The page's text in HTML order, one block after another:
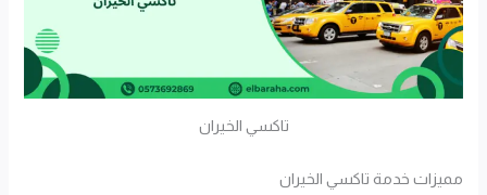
تاكسي الخيران
مميزات خدمة تاكسي الخيران